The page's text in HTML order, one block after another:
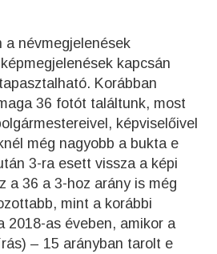
a névmegjelenések
kapcsán
Korábban
36 fotót találtunk, most
képviselőivel
még nagyobb a bukta e
3-ra esett vissza a képi
a 36 a 3-hoz arány is még
mint a korábbi
2018-as éveben, amikor a
– 15 arányban tarolt e